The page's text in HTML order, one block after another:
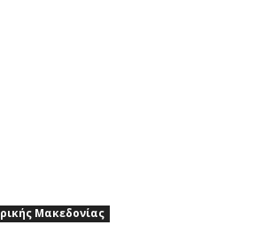
Μακεδονίας